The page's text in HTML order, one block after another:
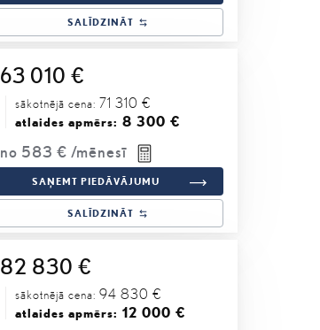
SALĪDZINĀT
63 010 €
sākotnējā cena: 71 310 €
atlaides apmērs: 8 300 €
no 583 € /mēnesī
SAŅEMT PIEDĀVĀJUMU
SALĪDZINĀT
82 830 €
sākotnējā cena: 94 830 €
atlaides apmērs: 12 000 €